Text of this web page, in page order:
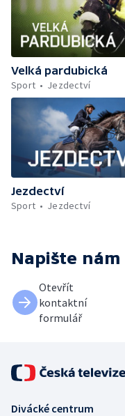
Velká pardubická
Sport
Jezdectví
Jezdectví
Sport
Jezdectví
Napište nám
Otevřít
kontaktní
formulář
Divácké centrum